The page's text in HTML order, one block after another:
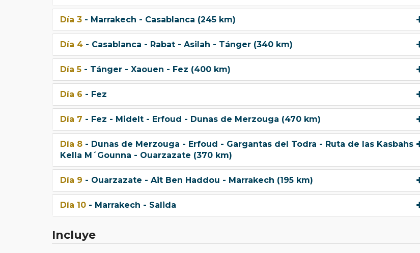
Día 3 - Marrakech - Casablanca (245 km)
Día 4 - Casablanca - Rabat - Asilah - Tánger (340 km)
Día 5 - Tánger - Xaouen - Fez (400 km)
Día 6 - Fez
Día 7 - Fez - Midelt - Erfoud - Dunas de Merzouga (470 km)
Día 8 - Dunas de Merzouga - Erfoud - Gargantas del Todra - Ruta de las Kasbahs -
Kella M´Gounna - Ouarzazate (370 km)
Día 9 - Ouarzazate - Ait Ben Haddou - Marrakech (195 km)
Día 10 - Marrakech - Salida
Incluye